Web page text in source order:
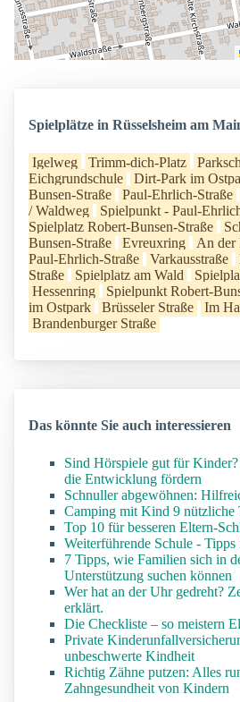
Spielplätze in Rüsselsheim am
Igelweg Trimm-dich-Platz
Eichgrundschule
Dirt-Park im
Bunsen-Straße
Paul-Ehrlich-Straße
/ Waldweg
Spielpunkt - Paul-
Spielplatz Robert-Bunsen-Straße
Bunsen-Straße
Evreuxring An der
Paul-Ehrlich-Straße
Varkausstraße
Straße
Spielplatz am Wald
Hessenring
Spielpunkt Robert-
im Ostpark
Brüsseler Straße
Im
Brandenburger Straße
Das könnte Sie auch interessieren
Sind Hörspiele gut für
die Entwicklung fördern
Schnuller abgewöhnen:
Camping mit Kind 9 nützliche
Top 10 für besseren Eltern-
Weiterführende Schule - Tipps
7 Tipps, wie Familien sich in
Unterstützung suchen können
Wer hat an der Uhr gedreht?
erklärt.
Die Checkliste – so meistern
Private
unbeschwerte Kindheit
Richtig Zähne putzen: Alles
Zahngesundheit von Kindern